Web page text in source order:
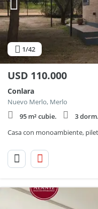
1/42
USD 110.000
Conlara
Nuevo Merlo, Merlo
95 m² cubie.
3 dorm.
Casa con monoambiente,